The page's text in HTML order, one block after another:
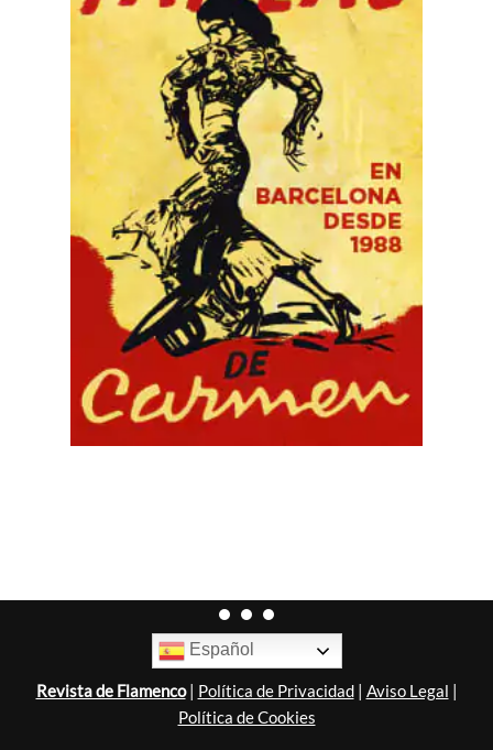
Español
Revista de Flamenco| Política de Privacidad| Aviso Legal |
Política de Cookies